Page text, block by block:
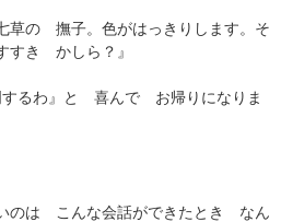
の 撫子。色がはっきりします。そ
き かしら？』
するわ』と 喜んで お帰りになりま
は こんな会話ができたとき なん